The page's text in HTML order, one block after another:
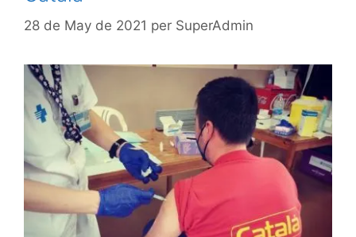
28 de May de 2021 per SuperAdmin